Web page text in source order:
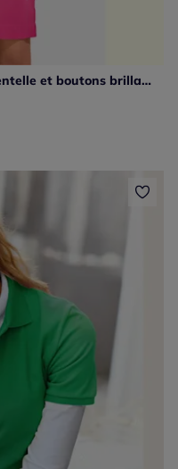
T-shirt à col rond avec détails dentelle et boutons brillants